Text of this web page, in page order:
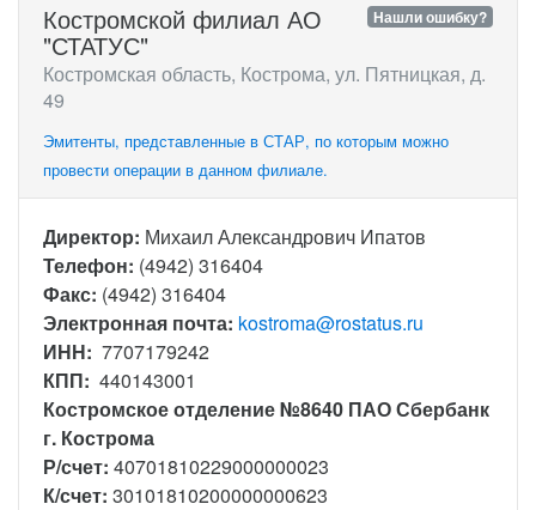
Нашли ошибку?
Костромской филиал АО
"СТАТУС"
Костромская область, Кострома, ул. Пятницкая, д.
49
Эмитенты, представленные в СТАР, по которым можно
провести операции в данном филиале.
Директор: Михаил Александрович Ипатов
Телефон: (4942) 316404
Факс: (4942) 316404
Электронная почта: kostroma@rostatus.ru
ИНН: 7707179242
КПП: 440143001
Костромское отделение №8640 ПАО Сбербанк
г. Кострома
Р/счет: 40701810229000000023
К/счет: 30101810200000000623